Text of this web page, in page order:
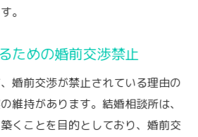
。
ための婚前交渉禁止
婚前交渉が禁止されている理由の
維持があります。結婚相談所は、
くことを目的としており、婚前交